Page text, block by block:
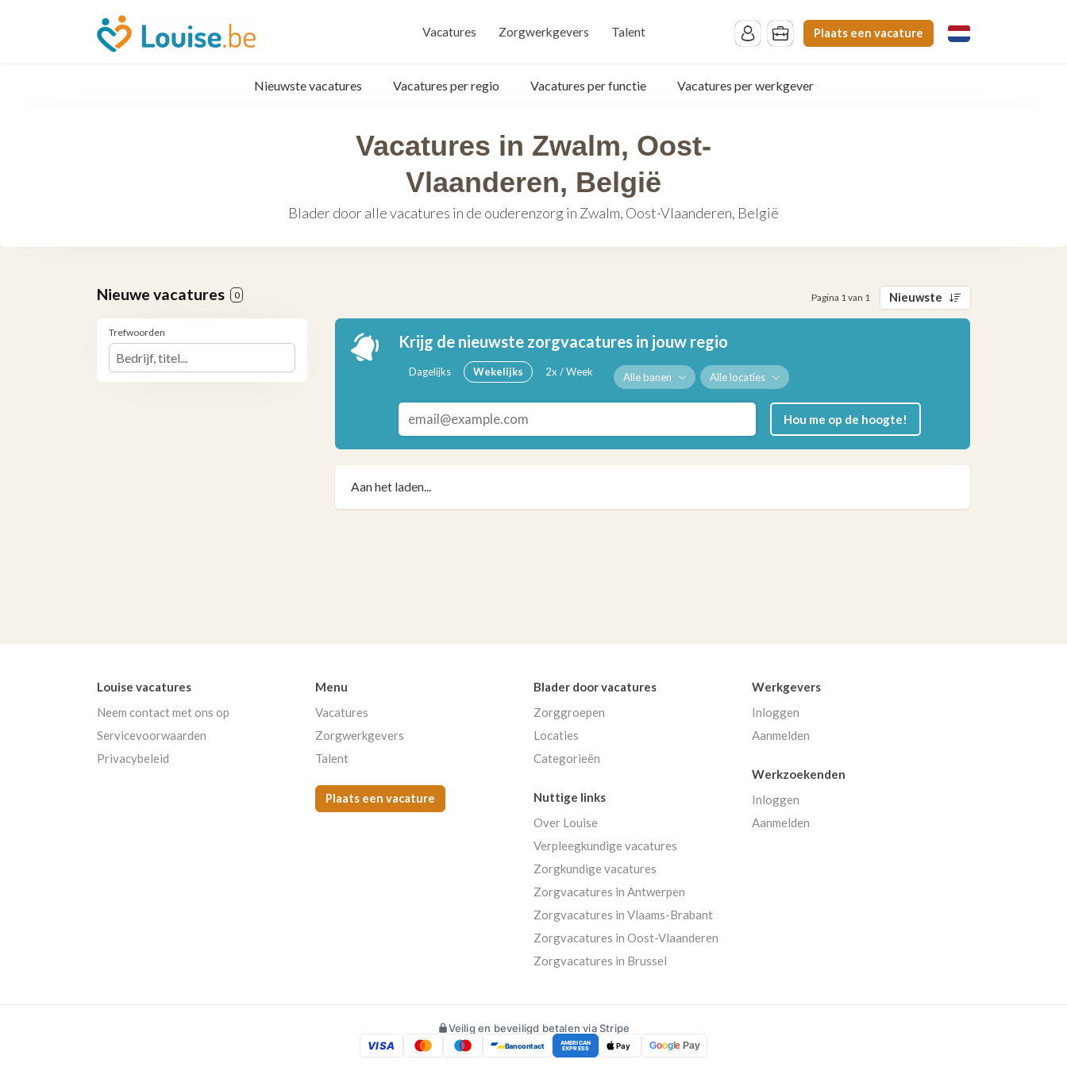
Vacatures Zorgwerkgevers Talent Plaats een vacature
Nieuwste vacatures Vacatures per regio Vacatures per functie Vacatures per werkgever
Vacatures in Zwalm, Oost-
Vlaanderen, België
Blader door alle vacatures in de ouderenzorg in Zwalm, Oost-Vlaanderen, België
Nieuwe vacatures 0 Pagina 1 van 1 Nieuwste
Trefwoorden Krijg de nieuwste zorgvacatures in jouw regio
Dagelijks Wekelijks 2x / Week Alle banen Alle locaties
Hou me op de hoogte!
Aan het laden...
Louise vacatures
Neem contact met ons op
Servicevoorwaarden
Privacybeleid
Menu
Vacatures
Zorgwerkgevers
Talent
Plaats een vacature
Blader door vacatures
Zorggroepen
Locaties
Categorieën
Werkgevers
Inloggen
Aanmelden
Werkzoekenden
Inloggen
Aanmelden
Nuttige links
Over Louise
Verpleegkundige vacatures
Zorgkundige vacatures
Zorgvacatures in Antwerpen
Zorgvacatures in Vlaams-Brabant
Zorgvacatures in Oost-Vlaanderen
Zorgvacatures in Brussel
Veilig en beveiligd betalen via Stripe
VISA
Bancontact AMERICAN
EXPRESS Pay Google Pay